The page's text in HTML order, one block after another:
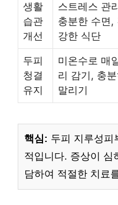
생활
습관
개선
스트레스 관
충분한 수면,
강한 식단
두피
청결
유지
미온수로 매
리 감기, 충분
말리기
핵심: 두피 지루성피
적입니다. 증상이 심
담하여 적절한 치료